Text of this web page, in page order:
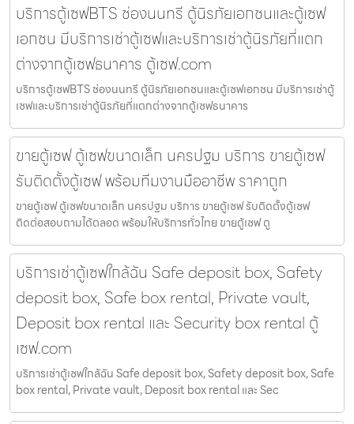
บริการตู้เซฟBTS ช่องนนทรี ตู้นิรภัยเอกชนและตู้เซฟ
เอกชน มีบริการเช่าตู้เซฟและบริการเช่าตู้นิรภัยที่แตก
ต่างจากตู้เซฟธนาคาร ตู้เซฟ.com
บริการตู้เซฟBTS ช่องนนทรี ตู้นิรภัยเอกชนและตู้เซฟเอกชน มีบริการเช่าตู้
เซฟและบริการเช่าตู้นิรภัยที่แตกต่างจากตู้เซฟธนาคาร
ขายตู้เซฟ ตู้เซฟขนาดเล็ก นครปฐม บริการ ขายตู้เซฟ
รับติดตั้งตู้เซฟ พร้อมทีมงานมืออาชีพ ราคาถูก
ขายตู้เซฟ ตู้เซฟขนาดเล็ก นครปฐม บริการ ขายตู้เซฟ รับติดตั้งตู้เซฟ
ติดต่อสอบถามได้ตลอด พร้อมให้บริการทั่วไทย ขายตู้เซฟ ตู
บริการเช่าตู้เซฟใกล้ฉัน Safe deposit box, Safety
deposit box, Safe box rental, Private vault,
Deposit box rental และ Security box rental ตู้
เซฟ.com
บริการเช่าตู้เซฟใกล้ฉัน Safe deposit box, Safety deposit box, Safe
box rental, Private vault, Deposit box rental และ Sec